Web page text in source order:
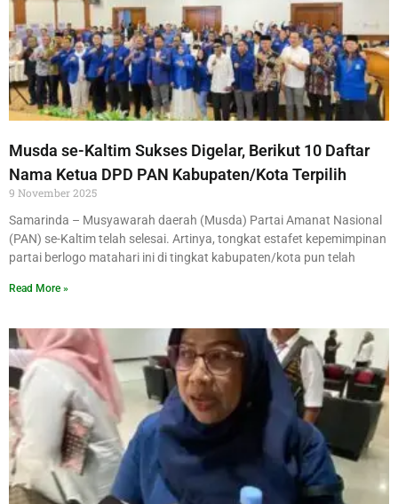
Musda se-Kaltim Sukses Digelar, Berikut 10 Daftar
Nama Ketua DPD PAN Kabupaten/Kota Terpilih
9 November 2025
Samarinda – Musyawarah daerah (Musda) Partai Amanat Nasional
(PAN) se-Kaltim telah selesai. Artinya, tongkat estafet kepemimpinan
partai berlogo matahari ini di tingkat kabupaten/kota pun telah
Read More »